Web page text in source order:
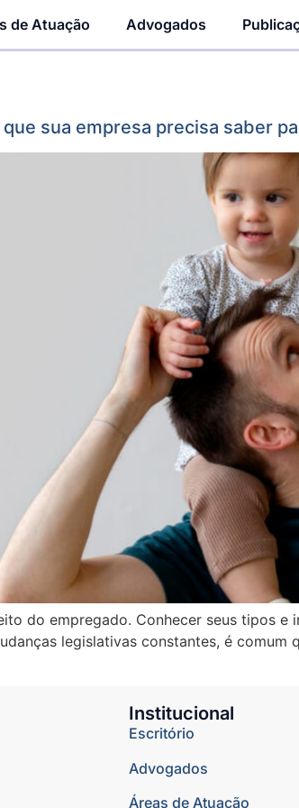
de Atuação Advogados
sua empresa precisa saber
do empregado. Conhecer seus tipos
legislativas constantes, é
Institucional
Escritório
Advogados
Áreas de Atuação